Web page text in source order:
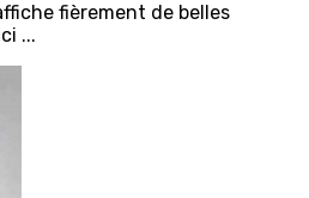
fièrement de belles
...